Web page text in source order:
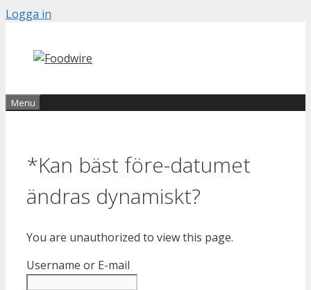
Skip
content
Logga in
Menu
*Kan bäst före-datumet
ändras dynamiskt?
You are unauthorized to view this page.
Username or E-mail